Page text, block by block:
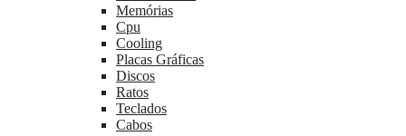
Memórias
Cpu
Cooling
Placas Gráficas
Discos
Ratos
Teclados
Cabos